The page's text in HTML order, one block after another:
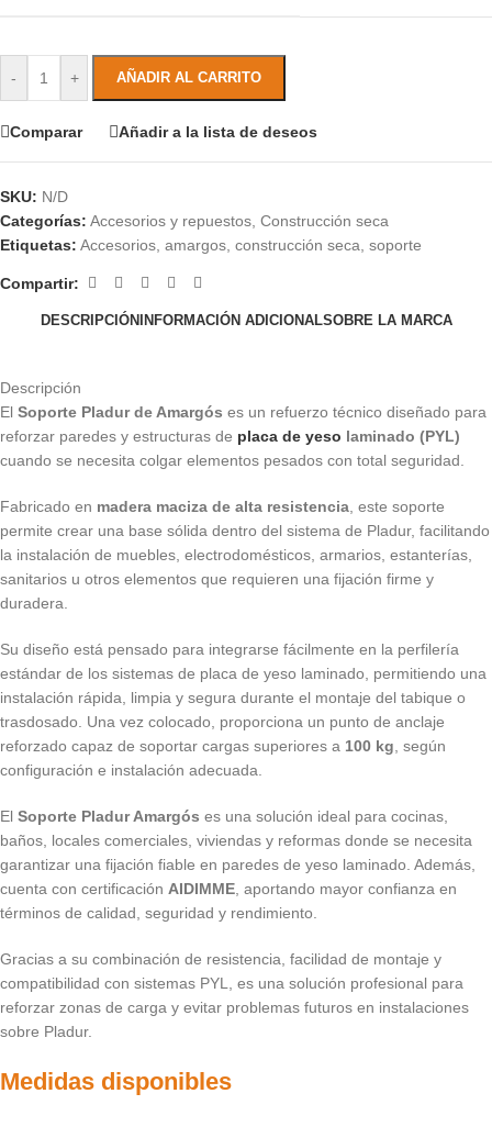
- + AÑADIR AL CARRITO
Comparar Añadir a la lista de deseos
SKU: N/D
Categorías: Accesorios y repuestos, Construcción seca
Etiquetas: Accesorios, amargos, construcción seca, soporte
Compartir:
DESCRIPCIÓN INFORMACIÓN ADICIONALSOBRE LA MARCA
Descripción
El Soporte Pladur de Amargós es un refuerzo técnico diseñado para
reforzar paredes y estructuras de placa de yeso laminado (PYL)
cuando se necesita colgar elementos pesados con total seguridad.
Fabricado en madera maciza de alta resistencia, este soporte
permite crear una base sólida dentro del sistema de Pladur, facilitando
la instalación de muebles, electrodomésticos, armarios, estanterías,
sanitarios u otros elementos que requieren una fijación firme y
duradera.
Su diseño está pensado para integrarse fácilmente en la perfilería
estándar de los sistemas de placa de yeso laminado, permitiendo una
instalación rápida, limpia y segura durante el montaje del tabique o
trasdosado. Una vez colocado, proporciona un punto de anclaje
reforzado capaz de soportar cargas superiores a 100 kg, según
configuración e instalación adecuada.
El Soporte Pladur Amargós es una solución ideal para cocinas,
baños, locales comerciales, viviendas y reformas donde se necesita
garantizar una fijación fiable en paredes de yeso laminado. Además,
cuenta con certificación AIDIMME, aportando mayor confianza en
términos de calidad, seguridad y rendimiento.
Gracias a su combinación de resistencia, facilidad de montaje y
compatibilidad con sistemas PYL, es una solución profesional para
reforzar zonas de carga y evitar problemas futuros en instalaciones
sobre Pladur.
Medidas disponibles